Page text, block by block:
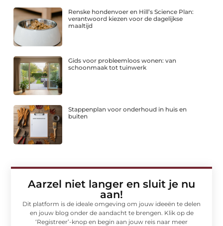
Renske hondenvoer en Hill’s Science Plan:
verantwoord kiezen voor de dagelijkse
maaltijd
Gids voor probleemloos wonen: van
schoonmaak tot tuinwerk
Stappenplan voor onderhoud in huis en
buiten
Aarzel niet langer en sluit je nu
aan!
Dit platform is de ideale omgeving om jouw ideeën te delen
en jouw blog onder de aandacht te brengen. Klik op de
‘Registreer’-knop en begin aan jouw reis naar meer